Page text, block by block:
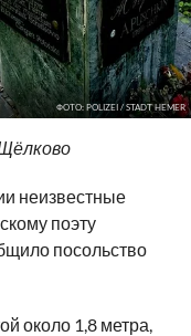
ФОТО: POLIZEI / STADT HEMER
неизвестные
поэту
посольство
около 1,8 метра,